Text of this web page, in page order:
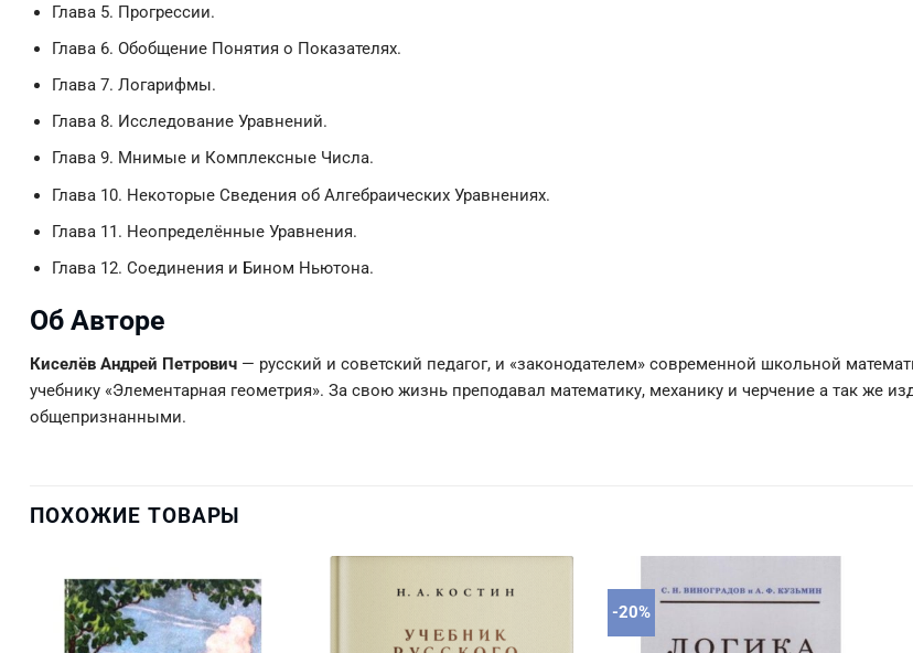
Глава 5. Прогрессии.
Глава 6. Обобщение Понятия о Показателях.
Глава 7. Логарифмы.
Глава 8. Исследование Уравнений.
Глава 9. Мнимые и Комплексные Числа.
Глава 10. Некоторые Сведения об Алгебраических Уравнениях.
Глава 11. Неопределённые Уравнения.
Глава 12. Соединения и Бином Ньютона.
Об Авторе
Киселёв Андрей Петрович — русский и советский педагог, и «законодателем» современной школьной
учебнику «Элементарная геометрия». За свою жизнь преподавал математику, механику и черчение а так же
общепризнанными.
ПОХОЖИЕ ТОВАРЫ
-20%